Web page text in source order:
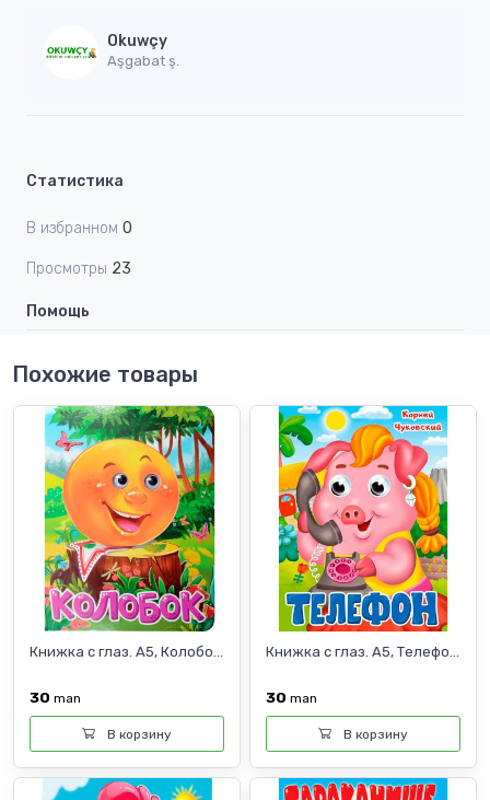
Okuwçy
Aşgabat ş.
Статистика
В избранном 0
Просмотры 23
Помощь
Похожие товары
Книжка с глаз. А5, Колобо...
30 man
В корзину
Книжка с глаз. А5, Телефо...
30 man
В корзину